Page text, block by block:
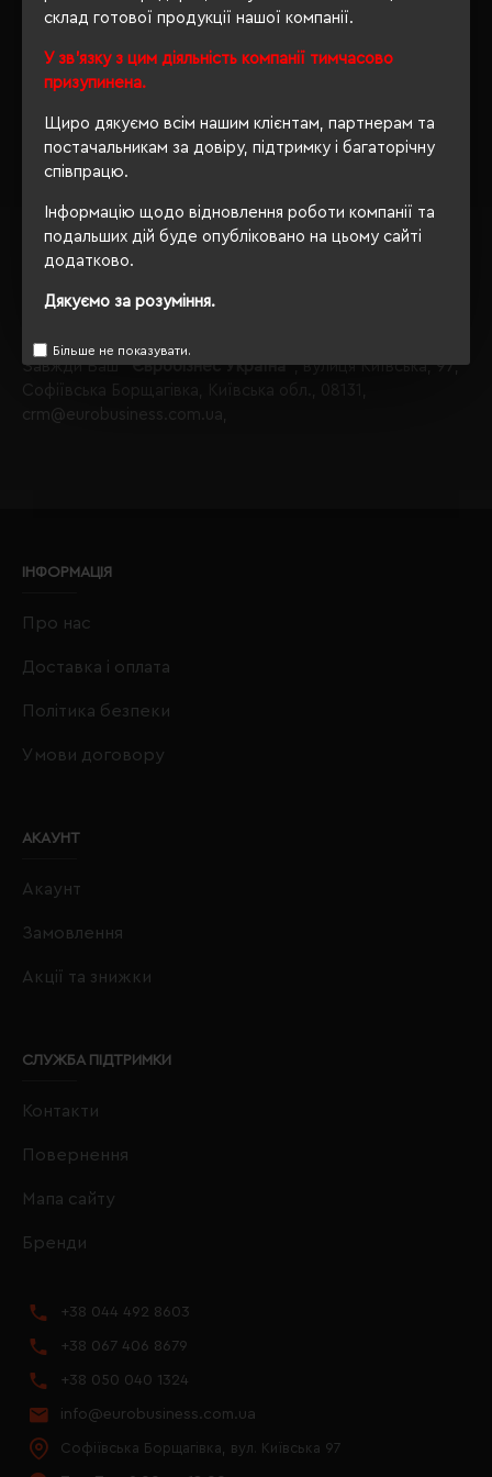
склад готової продукції нашої компанії.
У зв'язку з цим діяльність компанії тимчасово
призупинена.
Щиро дякуємо всім нашим клієнтам, партнерам та
постачальникам за довіру, підтримку і багаторічну
співпрацю.
Інформацію щодо відновлення роботи компанії та
подальших дій буде опубліковано на цьому сайті
додатково.
Дякуємо за розуміння.
Більше не показувати.
виробника Easy gifts;
кількість даного товарузалишилося 16
Також Ви можете зателефонувати нам по телефону
проконсультують і підберуть для Вас оптимальний
варіант.
завжди будете впевнені в якості придбаного товару, а
Завжди Ваш"Євробізнес Україна", вулиця Київська, 97,
Софіївська Борщагівка, Київська обл., 08131,
crm@eurobusiness.com.ua,
ІНФОРМАЦІЯ
Про нас
Доставка і оплата
Політика безпеки
Умови договору
АКАУНТ
Акаунт
Замовлення
Акції та знижки
СЛУЖБА ПІДТРИМКИ
Контакти
Повернення
Мапа сайту
Бренди
+38 044 492 8603
+38 067 406 8679
+38 050 040 1324
info@eurobusiness.com.ua
Софіївська Борщагівка, вул. Київська 97